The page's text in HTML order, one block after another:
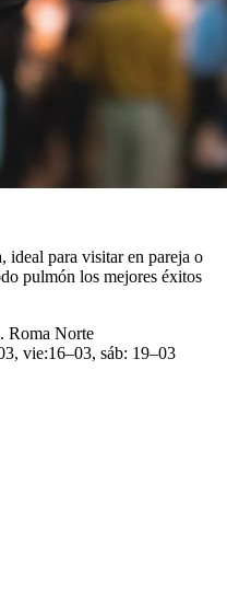
ideal para visitar en pareja o
pulmón los mejores éxitos
Roma Norte
vie:16–03, sáb: 19–03